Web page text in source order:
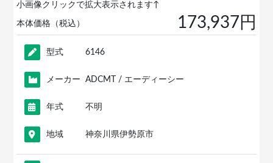
小画像クリックで拡大表示されます↑
本体価格（税込） 173,937円
型式 6146
メーカー ADCMT / エーディーシー
年式 不明
地域 神奈川県伊勢原市